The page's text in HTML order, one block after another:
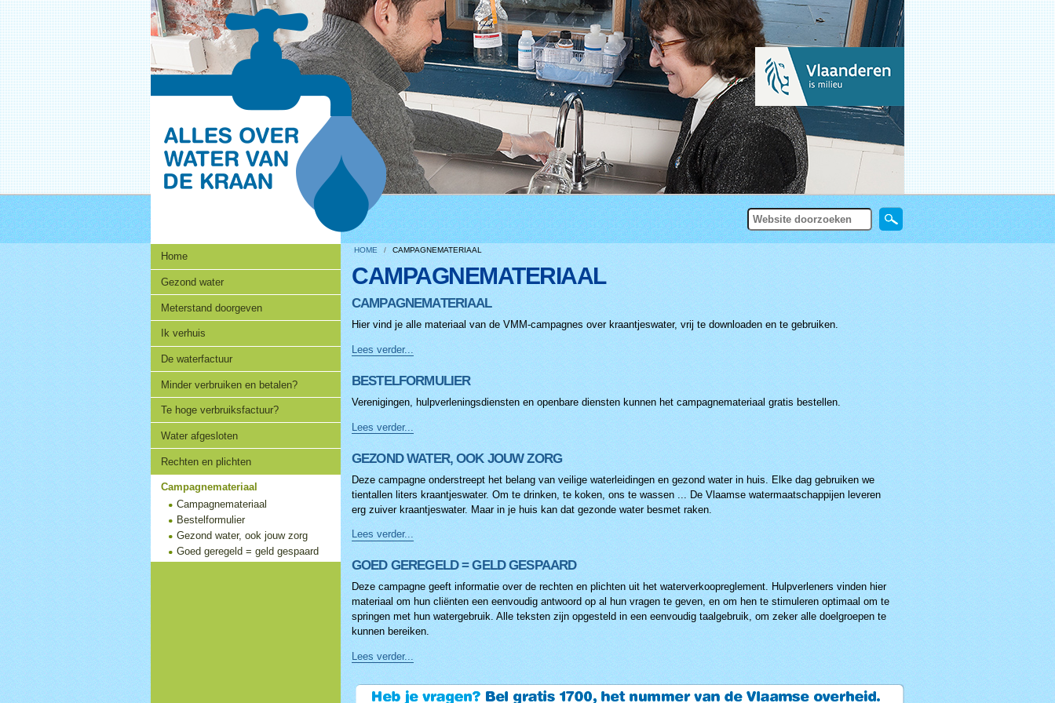
Zoek
Geavanceerd
zoeken...
Navigatie
Home
Gezond water
Meterstand doorgeven
Ik verhuis
De waterfactuur
Minder verbruiken en betalen?
Te hoge verbruiksfactuur?
Water afgesloten
Rechten en plichten
Campagnemateriaal
Campagnemateriaal
Bestelformulier
Gezond water, ook jouw zorg
Goed geregeld = geld gespaard
HOME / CAMPAGNEMATERIAAL
CAMPAGNEMATERIAAL
CAMPAGNEMATERIAAL
Hier vind je alle materiaal van de VMM-campagnes over kraantjeswater, vrij te downloaden en te gebruiken.
Campagnemateriaal
Lees verder...
BESTELFORMULIER
Verenigingen, hulpverleningsdiensten en openbare diensten kunnen het campagnemateriaal gratis bestellen.
Bestelformulier
Lees verder...
GEZOND WATER, OOK JOUW ZORG
Deze campagne onderstreept het belang van veilige waterleidingen en gezond water in huis. Elke dag gebruiken we
tientallen liters kraantjeswater. Om te drinken, te koken, ons te wassen ... De Vlaamse watermaatschappijen leveren
erg zuiver kraantjeswater. Maar in je huis kan dat gezonde water besmet raken.
Gezond
water,
ook
jouw
zorg
-
Lees verder...
GOED GEREGELD = GELD GESPAARD
Deze campagne geeft informatie over de rechten en plichten uit het waterverkoopreglement. Hulpverleners vinden hier
materiaal om hun cliënten een eenvoudig antwoord op al hun vragen te geven, en om hen te stimuleren optimaal om te
springen met hun watergebruik. Alle teksten zijn opgesteld in een eenvoudig taalgebruik, om zeker alle doelgroepen te
kunnen bereiken.
Goed
geregeld
=
Lees verder...